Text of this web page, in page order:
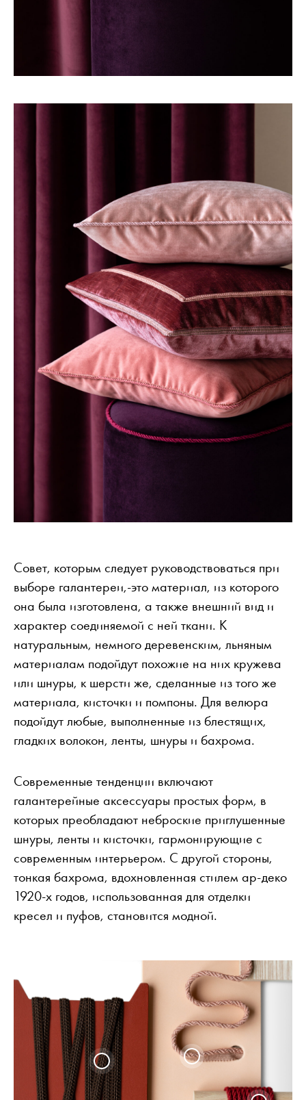
Совет, которым следует руководствоваться при
выборе галантереи,-это материал, из которого
она была изготовлена, а также внешний вид и
характер соединяемой с ней ткани. К
натуральным, немного деревенским, льняным
материалам подойдут похожие на них кружева
или шнуры, к шерсти же, сделанные из того же
материала, кисточки и помпоны. Для велюра
подойдут любые, выполненные из блестящих,
гладких волокон, ленты, шнуры и бахрома.
Современные тенденции включают
галантерейные аксессуары простых форм, в
которых преобладают неброские приглушенные
шнуры, ленты и кисточки, гармонирующие с
современным интерьером. С другой стороны,
тонкая бахрома, вдохновленная стилем ар-деко
1920-х годов, использованная для отделки
кресел и пуфов, становится модной.